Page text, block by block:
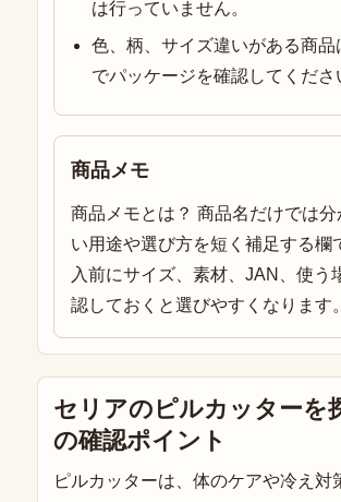
は行っていません。
色、柄、サイズ違いがある商品
でパッケージを確認してくださ
商品メモ
商品メモとは？ 商品名だけでは分
い用途や選び方を短く補足する欄
入前にサイズ、素材、JAN、使う
認しておくと選びやすくなります。
セリアのピルカッターを
の確認ポイント
ピルカッターは、体のケアや冷え対